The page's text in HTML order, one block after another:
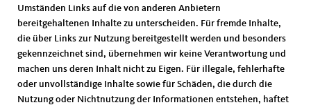
Umständen Links auf die von anderen Anbietern
bereitgehaltenen Inhalte zu unterscheiden. Für fremde Inhalte,
die über Links zur Nutzung bereitgestellt werden und besonders
gekennzeichnet sind, übernehmen wir keine Verantwortung und
machen uns deren Inhalt nicht zu Eigen. Für illegale, fehlerhafte
oder unvollständige Inhalte sowie für Schäden, die durch die
Nutzung oder Nichtnutzung der Informationen entstehen, haftet